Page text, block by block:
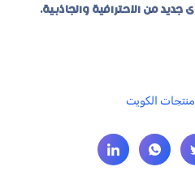
من الاحترافية والجاذبية.
الكويت